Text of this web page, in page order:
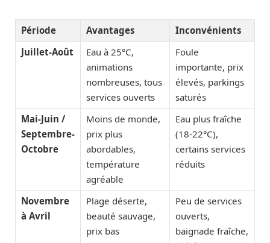
Période Avantages
Inconvénients
Juillet-Août
Eau à 25°C,
animations
nombreuses, tous
services ouverts
Foule
importante, prix
élevés, parkings
saturés
Mai-Juin /
Septembre-
Octobre
Moins de monde,
prix plus
abordables,
température
agréable
Eau plus fraîche
(18-22°C),
certains services
réduits
Novembre
à Avril
Plage déserte,
beauté sauvage,
prix bas
Peu de services
ouverts,
baignade fraîche,